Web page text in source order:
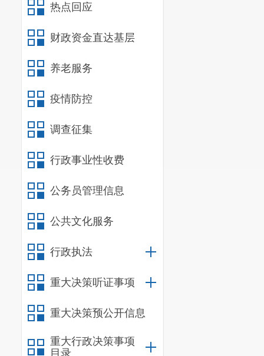
热点回应
财政资金直达基层
养老服务
疫情防控
调查征集
行政事业性收费
公务员管理信息
公共文化服务
行政执法
重大决策听证事项
重大决策预公开信息
重大行政决策事项
目录